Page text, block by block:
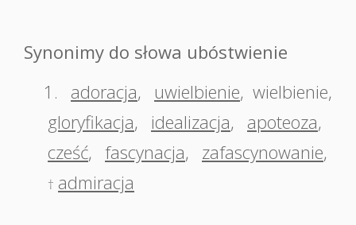
Synonimy do słowa ubóstwienie
1.
adoracja, uwielbienie, wielbienie,
gloryfikacja, idealizacja, apoteoza,
cześć, fascynacja, zafascynowanie,
† admiracja